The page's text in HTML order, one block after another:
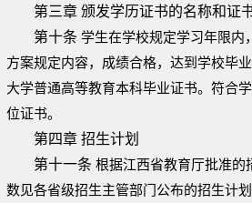
第三章 颁发学历证书的名称和证
第十条 学生在学校规定学习年限内
方案规定内容，成绩合格，达到学校毕
大学普通高等教育本科毕业证书。符合
位证书。
第四章 招生计划
第十一条 根据江西省教育厅批准的
数见各省级招生主管部门公布的招生计划